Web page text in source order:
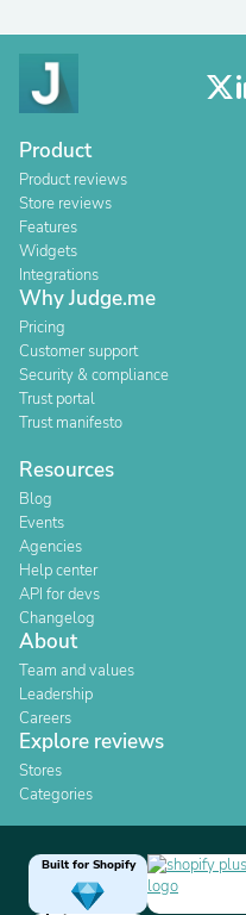
Product
Product reviews
Store reviews
Features
Widgets
Integrations
Why Judge.me
Pricing
Customer support
Security & compliance
Trust portal
Trust manifesto
Resources
Blog
Events
Agencies
Help center
API for devs
Changelog
About
Team and values
Leadership
Careers
Explore reviews
Stores
Categories
Built for Shopify